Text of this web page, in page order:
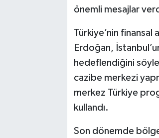
önemli mesajlar
Türkiye’nin finansal
Erdoğan,
hedeflendiğini
cazibe merkezi
merkez Türkiye
kullandı.
Son dönemde